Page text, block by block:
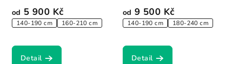
od 5 900 Kč
140-190 cm 160-210 cm
Detail
od 9 500 Kč
140-190 cm 180-240 cm
Detail